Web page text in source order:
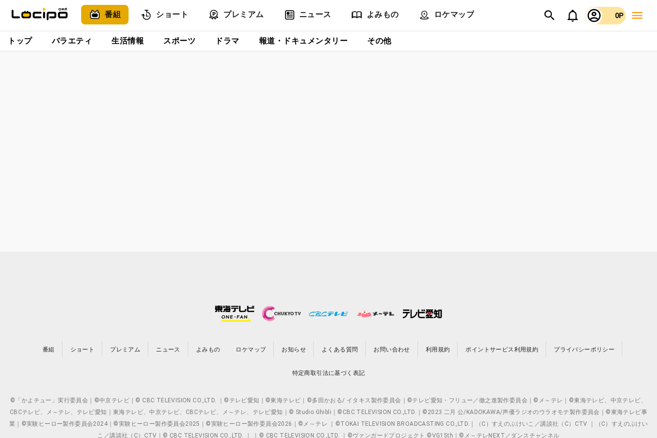
番組 ショート プレミアム ニュース よみもの ロケマップ 0P
トップ バラエティ 生活情報 スポーツ ドラマ 報道・ドキュメンタリー その他
番組 ショート プレミアム ニュース よみもの ロケマップ お知らせ よくある質問 お問い合わせ 利用規約 ポイントサービス利用規約 プライバシーポリシー
特定商取引法に基づく表記
©「かよチュー」実行委員会｜©中京テレビ｜© CBC TELEVISION CO.,LTD. ｜©テレビ愛知｜©東海テレビ｜©多田かおる/ イタキス製作委員会｜©テレビ愛知・フリュー／徹之進製作委員会｜©メ～テレ｜©東海テレビ、中京テレビ、
CBCテレビ、メ～テレ、テレビ愛知｜東海テレビ、中京テレビ、CBCテレビ、メ～テレ、テレビ愛知｜© Studio Ghibli｜©CBC TELEVISION CO.,LTD.｜©2023 二月 公/KADOKAWA/声優ラジオのウラオモテ製作委員会｜©東海テレビ事
業｜©実験ヒーロー製作委員会2024｜©実験ヒーロー製作委員会2025｜©実験ヒーロー製作委員会2026｜©メ～テレ ｜©TOKAI TELEVISION BROADCASTING CO.,LTD.｜（C）すえのぶけいこ／講談社（C）CTV ｜（C）すえのぶけい
こ／講談社（C）CTV｜© CBC TELEVISION CO.,LTD. ｜ ｜© CBC TELEVISION CO.,LTD. ｜©ヴァンガードプロジェクト ©VG15th｜©メ～テレNEXT／ダンスチャンネル